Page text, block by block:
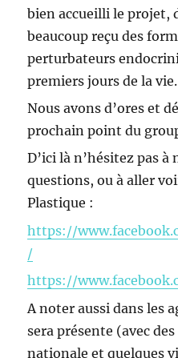
bien accueilli le projet,
beaucoup reçu des
perturbateurs
premiers jours de la vie.
Nous avons d’ores et
prochain point du
D’ici là n’hésitez pas à
questions, ou à aller
Plastique :
https://
/
https://
A noter aussi dans les
sera présente (avec
nationale et quelques